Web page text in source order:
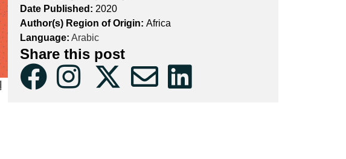
Date Published: 2020
Author(s) Region of Origin: Africa
Language: Arabic
Share this post